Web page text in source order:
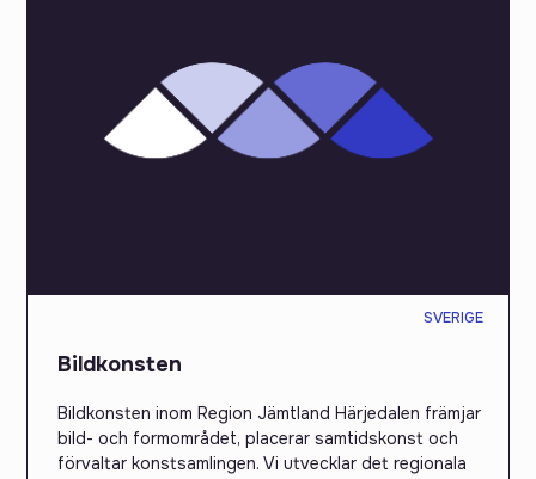
SVERIGE
Bildkonsten
Bildkonsten inom Region Jämtland Härjedalen främjar
bild- och formområdet, placerar samtidskonst och
förvaltar konstsamlingen. Vi utvecklar det regionala